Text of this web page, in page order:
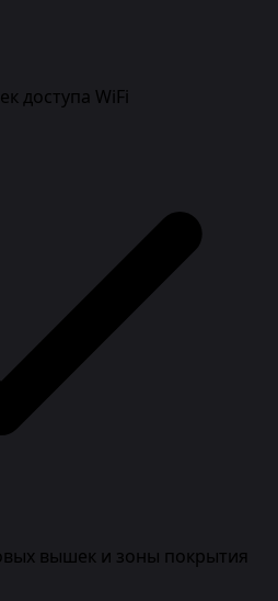
доступа WiFi
вышек и зоны покрытия